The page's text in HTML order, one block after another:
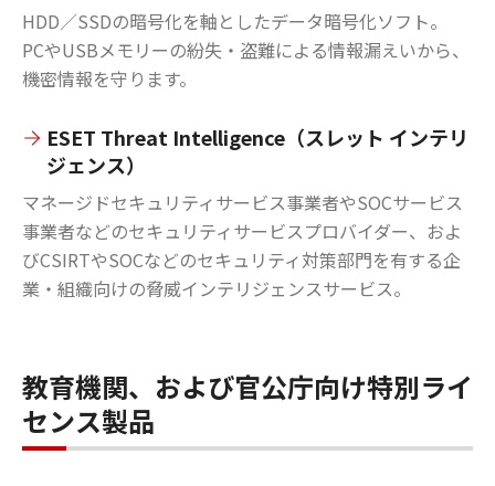
HDD／SSDの暗号化を軸としたデータ暗号化ソフト。
PCやUSBメモリーの紛失・盗難による情報漏えいから、
機密情報を守ります。
ESET Threat Intelligence（スレット インテリ
ジェンス）
マネージドセキュリティサービス事業者やSOCサービス
事業者などのセキュリティサービスプロバイダー、およ
びCSIRTやSOCなどのセキュリティ対策部門を有する企
業・組織向けの脅威インテリジェンスサービス。
教育機関、および官公庁向け特別ライ
センス製品